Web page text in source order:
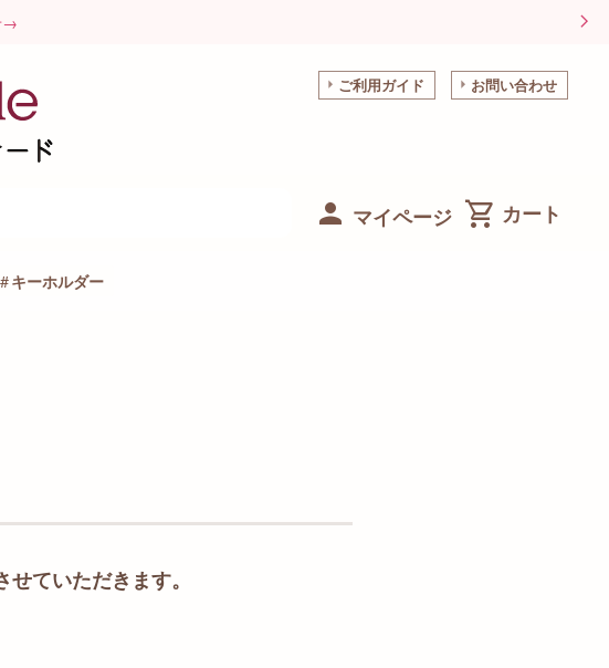
→
ご利用ガイド お問い合わせ
マイページ
キーホルダー
ていただきます。